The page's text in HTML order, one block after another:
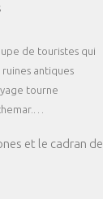
de touristes qui
antiques
tourne
et le cadran de